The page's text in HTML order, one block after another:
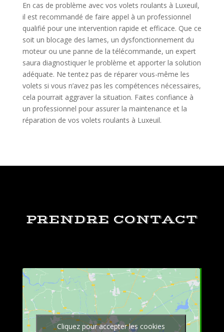
En cas de problème avec vos volets roulants à Luxeuil,
il est recommandé de faire appel à un professionnel
qualifié pour une intervention rapide et efficace. Que ce
soit un blocage des lames, un dysfonctionnement du
moteur ou une panne de la télécommande, un expert
saura diagnostiquer le problème et apporter la solution
adéquate. Ne tentez pas de réparer vous-même les
volets si vous n’avez pas les compétences nécessaires,
cela pourrait aggraver la situation. Faites confiance à
un professionnel pour assurer la maintenance et la
réparation de vos volets roulants à Luxeuil.
PRENDRE CONTACT
Cliquez pour accepter les cookies